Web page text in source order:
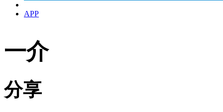
APP
一介
分享